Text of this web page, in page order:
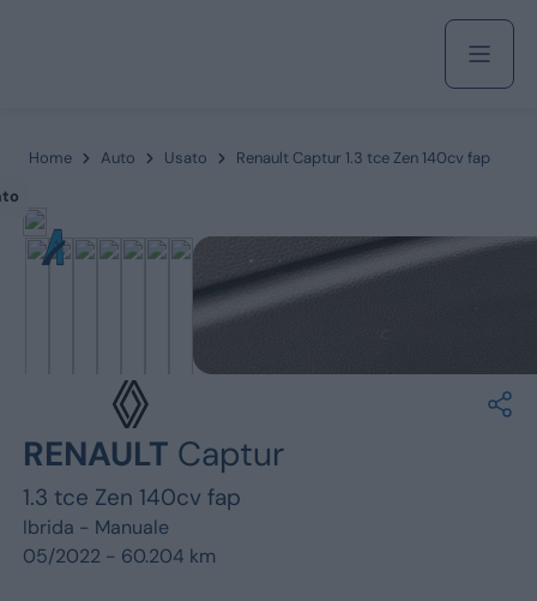
Acquista
Azienda
Servizi
Home Auto Usato
Renault Captur 1.3 tce Zen 140cv fap
RENAULT Captur
1.3 tce Zen 140cv fap
Ibrida - Manuale
05/2022 - 60.204 km